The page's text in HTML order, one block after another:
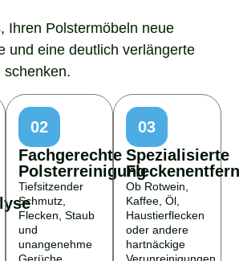
Ihren Polstermöbeln neue
und eine deutlich verlängerte
02
Fachgerechte
Polsterreinigung
Tiefsitzender
Schmutz,
Flecken, Staub
und
unangenehme
Gerüche
03
Spezialisierte
Ob Rotwein,
Kaffee, Öl,
Haustierflecken
oder andere
hartnäckige
Verunreinigungen